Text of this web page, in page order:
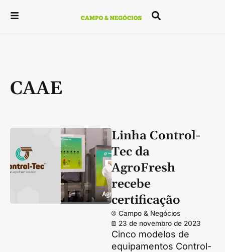
CAAE
Linha Control-
Tec da
AgroFresh
recebe
certificação
Campo & Negócios
23 de novembro de 2023
Cinco modelos de
equipamentos Control-